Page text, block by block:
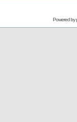
Powered by